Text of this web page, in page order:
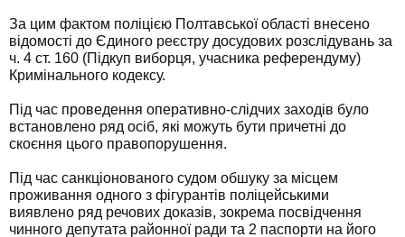
За цим фактом поліцією Полтавської області внесено
відомості до Єдиного реєстру досудових розслідувань за
ч. 4 ст. 160 (Підкуп виборця, учасника референдуму)
Кримінального кодексу.
Під час проведення оперативно-слідчих заходів було
встановлено ряд осіб, які можуть бути причетні до
скоєння цього правопорушення.
Під час санкціонованого судом обшуку за місцем
проживання одного з фігурантів поліцейськими
виявлено ряд речових доказів, зокрема посвідчення
чинного депутата районної ради та 2 паспорти на його